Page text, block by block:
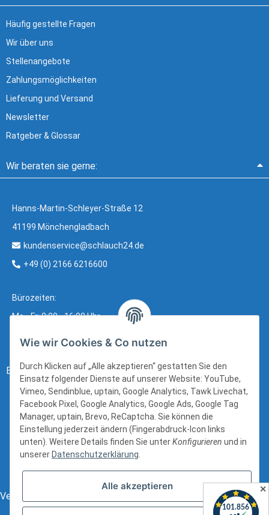
Häufig gestellte Fragen
Wir über uns
Stellenangebote
Zahlungsmöglichkeiten
Lieferung und Versand
Newsletter
Ratgeber & Glossar
Wir beraten sie gerne:
Hanns-Martin-Schleyer-Straße 12
41199 Mönchengladbach
kundenservice@schlauch24.de
+49 (0) 2166 6216600
Bürozeiten:
Mo - Fr: 8:00 - 16:00 Uhr
Bezahlung:
Versand:
Wie wir Cookies & Co nutzen
Durch Klicken auf „Alle akzeptieren“ gestatten Sie den
Einsatz folgender Dienste auf unserer Website: YouTube,
Vimeo, Sendinblue, uptain, Google Analytics, Tawk Livechat,
Facebook Pixel, Google Analytics, Google Ads, Google Tag
Manager, uptain, Brevo, ReCaptcha. Sie können die
Einstellung jederzeit ändern (Fingerabdruck-Icon links
unten). Weitere Details finden Sie unterKonfigurieren und in
unserer Datenschutzerklärung.
Alle akzeptieren ✕